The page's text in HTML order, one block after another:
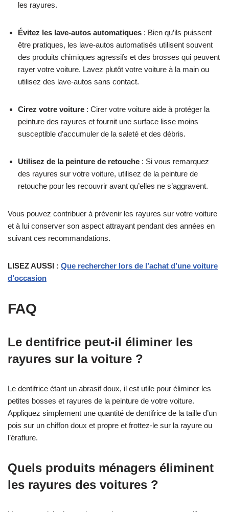
les rayures.
Évitez les lave-autos automatiques : Bien qu’ils puissent
être pratiques, les lave-autos automatisés utilisent souvent
des produits chimiques agressifs et des brosses qui peuvent
rayer votre voiture. Lavez plutôt votre voiture à la main ou
utilisez des lave-autos sans contact.
Cirez votre voiture : Cirer votre voiture aide à protéger la
peinture des rayures et fournit une surface lisse moins
susceptible d’accumuler de la saleté et des débris.
Utilisez de la peinture de retouche : Si vous remarquez
des rayures sur votre voiture, utilisez de la peinture de
retouche pour les recouvrir avant qu’elles ne s’aggravent.
Vous pouvez contribuer à prévenir les rayures sur votre voiture
et à lui conserver son aspect attrayant pendant des années en
suivant ces recommandations.
LISEZ AUSSI : Que rechercher lors de l’achat d’une voiture
d’occasion
FAQ
Le dentifrice peut-il éliminer les
rayures sur la voiture ?
Le dentifrice étant un abrasif doux, il est utile pour éliminer les
petites bosses et rayures de la peinture de votre voiture.
Appliquez simplement une quantité de dentifrice de la taille d’un
pois sur un chiffon doux et propre et frottez-le sur la rayure ou
l’éraflure.
Quels produits ménagers éliminent
les rayures des voitures ?